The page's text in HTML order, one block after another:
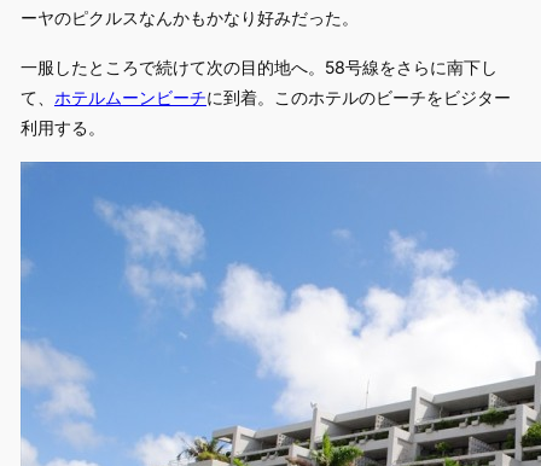
ーヤのピクルスなんかもかなり好みだった。
一服したところで続けて次の目的地へ。58号線をさらに南下し
て、 ホテルムーンビーチに到着。このホテルのビーチをビジター
利用する。